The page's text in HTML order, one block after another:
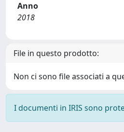
Anno
2018
File in questo prodotto:
Non ci sono file associati a
I documenti in IRIS sono